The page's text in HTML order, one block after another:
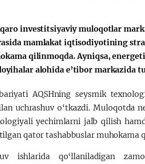
investitsiyaviy muloqotlar
mamlakat iqtisodiyotining
qilinmoqda. Ayniqsa,
alohida e’tibor markazida
AQSHning seysmik
uchrashuv o‘tkazdi. Muloqotda
yechimlarni jalb qilish
qator tashabbuslar muhokama
ishlarida qo‘llaniladigan